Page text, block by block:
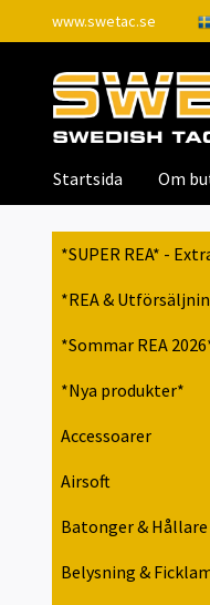
www.swetac.se
Startsida Om
*SUPER REA* -
*REA &
*Sommar REA
*Nya produkter*
Accessoarer
Airsoft
Batonger & Hållare
Belysning &